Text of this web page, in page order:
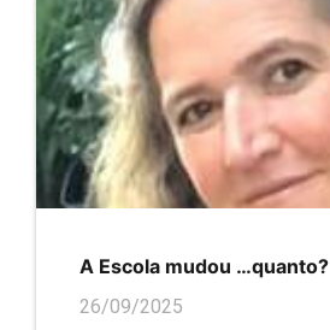
A Escola mudou …quanto?
26/09/2025